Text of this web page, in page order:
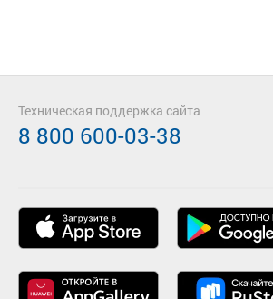
Техническая поддержка сайта
8 800 600-03-38